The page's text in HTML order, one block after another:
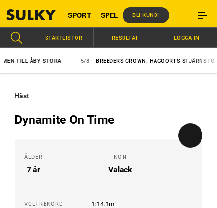
SPORT SPEL BLI KUND!
TILL ÅBY STORA BREEDERS CROWN: HAGOORTS STJÄRNSTO
STARTLISTOR RESULTAT LOGGA IN
Häst
Dynamite On Time
ÅLDER
7 år
KÖN
Valack
VOLTREKORD 1:14.1m